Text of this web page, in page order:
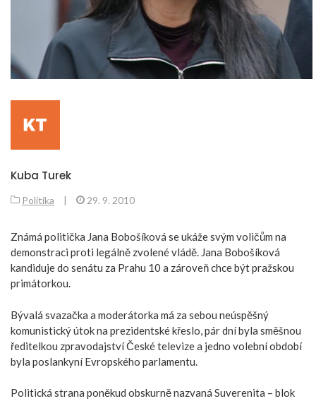
Kuba Turek
Politika | 29. 9. 2010
Známá politička Jana Bobošíková se ukáže svým voličům na
demonstraci proti legálně zvolené vládě. Jana Bobošíková
kandiduje do senátu za Prahu 10 a zároveň chce být pražskou
primátorkou.
Bývalá svazačka a moderátorka má za sebou neúspěšný
komunistický útok na prezidentské křeslo, pár dní byla směšnou
ředitelkou zpravodajství České televize a jedno volební období
byla poslankyní Evropského parlamentu.
Politická strana poněkud obskurně nazvaná Suverenita – blok